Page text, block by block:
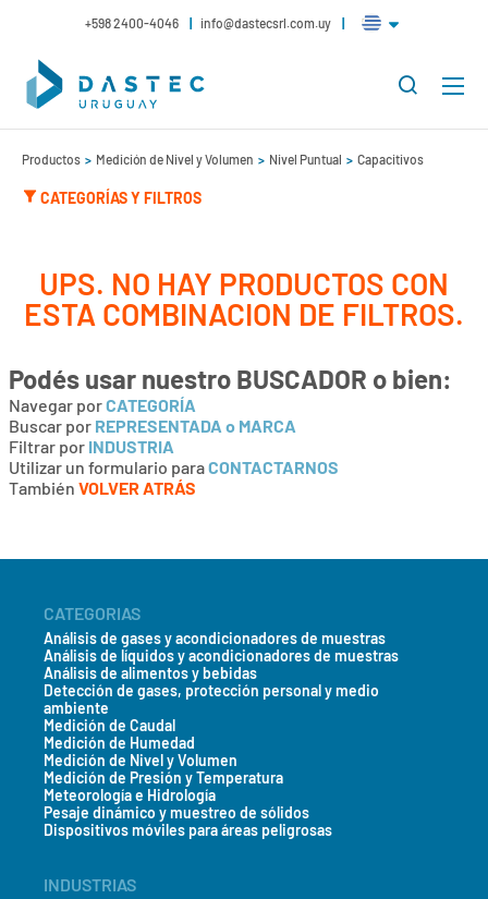
+598 2400-4046 info@dastecsrl.com.uy
Productos Medición de Nivel y Volumen Nivel Puntual Capacitivos
CATEGORÍAS Y FILTROS
UPS. NO HAY PRODUCTOS CON
ESTA COMBINACION DE FILTROS.
Podés usar nuestro BUSCADOR o bien:
Navegar porCATEGORÍA
Buscar por REPRESENTADA o MARCA
Filtrar por INDUSTRIA
Utilizar un formulario paraCONTACTARNOS
También VOLVER ATRÁS
CATEGORIAS
Análisis de gases y acondicionadores de muestras
Análisis de líquidos y acondicionadores de muestras
Análisis de alimentos y bebidas
Detección de gases, protección personal y medio
ambiente
Medición de Caudal
Medición de Humedad
Medición de Nivel y Volumen
Medición de Presión y Temperatura
Meteorología e Hidrología
Pesaje dinámico y muestreo de sólidos
Dispositivos móviles para áreas peligrosas
INDUSTRIAS